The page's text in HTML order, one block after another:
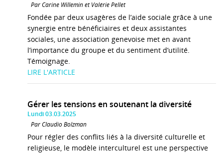
Par Carine Willemin et Valérie Pellet
Fondée par deux usagères de l’aide sociale grâce à une
synergie entre bénéficiaires et deux assistantes
sociales, une association genevoise met en avant
l’importance du groupe et du sentiment d’utilité.
Témoignage.
LIRE L'ARTICLE
Gérer les tensions en soutenant la diversité
Lundi 03.03.2025
Par Claudio Bolzman
Pour régler des conflits liés à la diversité culturelle et
religieuse, le modèle interculturel est une perspective